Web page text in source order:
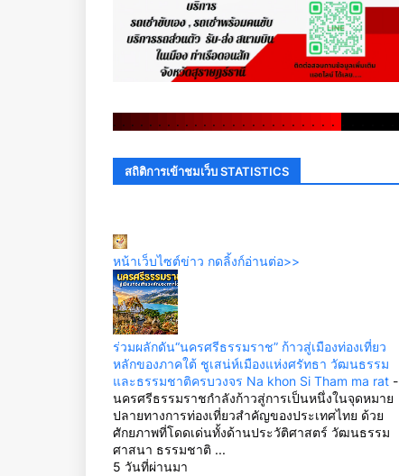
. . . . . . . . . . . . . . . . . . . . . . . .
สถิติการเข้าชมเว็บ STATISTICS
หน้าเว็บไซต์ข่าว กดลิ้งก์อ่านต่อ>>
ร่วมผลักดัน“นครศรีธรรมราช” ก้าวสู่เมืองท่องเที่ยว
หลักของภาคใต้ ชูเสน่ห์เมืองแห่งศรัทธา วัฒนธรรม
และธรรมชาติครบวงจร Na khon Si Tham ma rat -
นครศรีธรรมราชกำลังก้าวสู่การเป็นหนึ่งในจุดหมาย
ปลายทางการท่องเที่ยวสำคัญของประเทศไทย ด้วย
ศักยภาพที่โดดเด่นทั้งด้านประวัติศาสตร์ วัฒนธรรม
ศาสนา ธรรมชาติ ...
5 วันที่ผ่านมา